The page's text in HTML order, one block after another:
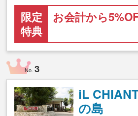
限定
特典
お会計から
No.3
iL
の島